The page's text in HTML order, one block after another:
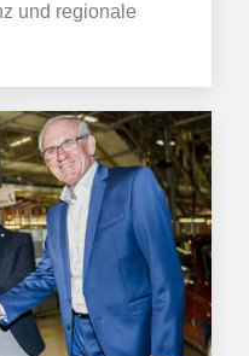
und regionale